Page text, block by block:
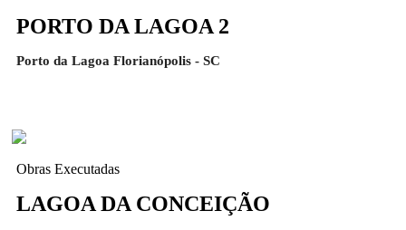
PORTO DA LAGOA 2
Porto da Lagoa Florianópolis - SC
Obras Executadas
LAGOA DA CONCEIÇÃO